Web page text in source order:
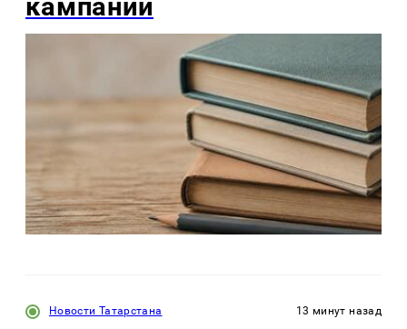
кампаний
Новости Татарстана 13 минут назад